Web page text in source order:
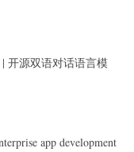
| 开源双语对话语言模
app development